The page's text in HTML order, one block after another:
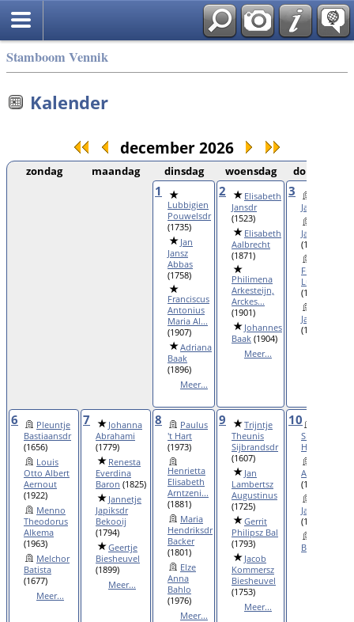
Stamboom Vennik
Kalender
december 2026
zondag maandag dinsdag woensdag donderdag
1
Lubbigien
Pouwelsdr
(1735)
Jan
Jansz
Abbas
(1758)
Franciscus
Antonius
Maria Al...
(1907)
Adriana
Baak
(1896)
Meer...
2
Elisabeth
Jansdr
(1523)
Elisabeth
Aalbrecht
(1871)
Philimena
Arkesteijn,
Arckes...
(1901)
Johannes
Baak (1904)
Meer...
3
Jansdr
Jacobsdr
(1616)
Françoise
Ludovica...
(1931)
Jansdr Baak
(1836)
6
Pleuntje
Bastiaansdr
(1656)
Louis
Otto Albert
Aernout
(1922)
Menno
Theodorus
Alkema
(1963)
Melchor
Batista
(1677)
Meer...
7
Johanna
Abrahami
(1779)
Renesta
Everdina
Baron (1825)
Jannetje
Japiksdr
Bekooij
(1794)
Geertje
Biesheuvel
(1899)
Meer...
8
Paulus
't Hart
(1973)
Henrietta
Elisabeth
Arntzeni...
(1881)
Maria
Hendriksdr
Backer
(1801)
Elze
Anna
Bahlo
(1976)
Meer...
9
Trijntje
Theunis
Sijbrandsdr
(1607)
Jan
Lambertsz
Augustinus
(1725)
Gerrit
Philipsz Bal
(1793)
Jacob
Kommersz
Biesheuvel
(1753)
Meer...
10
Simonsdr 't
Hart
Appelo
(1860)
Jansdr Baak
(1822)
Bal